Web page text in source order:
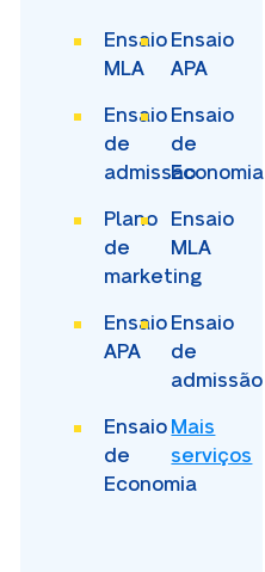
Ensaio
MLA
Ensaio
APA
Ensaio
de
admissão
Ensaio
de
Economia
Plano
de
marketing
Ensaio
MLA
Ensaio
APA
Ensaio
de
admissão
Ensaio
de
Economia
Mais
serviços